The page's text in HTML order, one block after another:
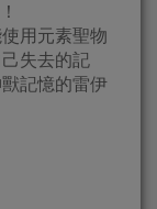
用元素聖物
失去的記
記憶的雷伊